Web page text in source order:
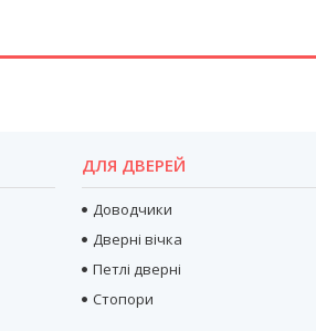
ДЛЯ ДВЕРЕЙ
Доводчики
Дверні вічка
Петлі дверні
Стопори